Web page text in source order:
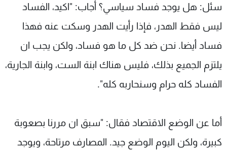
سئل: هل يوجد فساد سياسي؟ أجاب: "اكيد، الفساد
ليس فقط الهدر، فإذا رأيت الهدر وسكت عنه فهذا
فساد أيضا. نحن ضد كل ما هو فساد، ولكن يجب ان
يلتزم الجميع بذلك، فليس هناك ابنة الست، وابنة الجارية،
الفساد كله حرام وسنحاربه كله".
أما عن الوضع الاقتصاد فقال: "سبق ان مررنا بصعوبة
كبيرة، ولكن اليوم الوضع جيد. المصارف مرتاحة، ويوجد